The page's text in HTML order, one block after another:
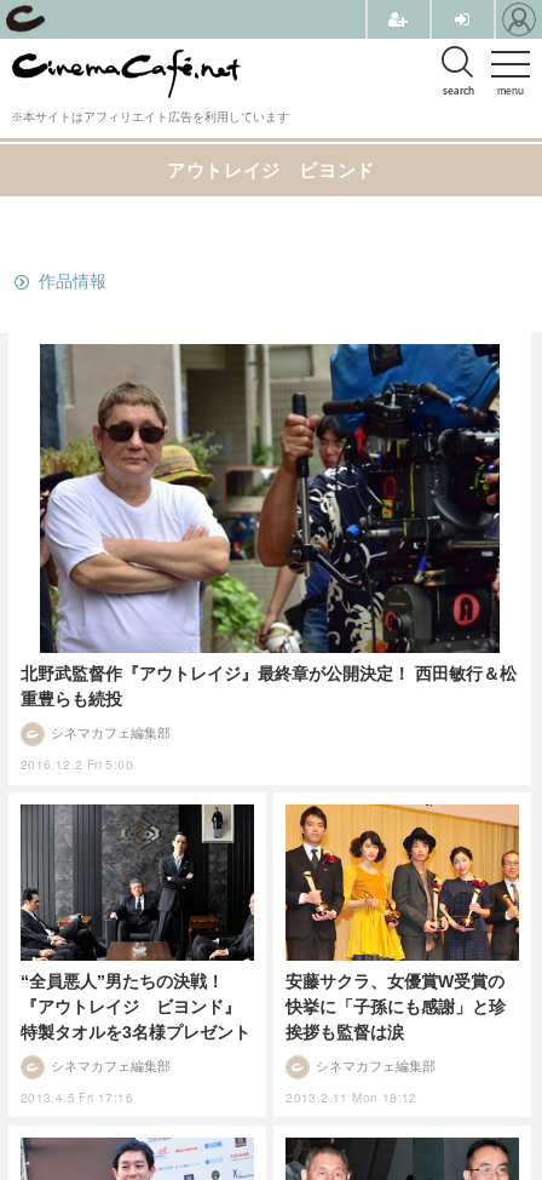
menu
search
※本サイトはアフィリエイト広告を利用しています
アウトレイジ ビヨンド
作品情報
北野武監督作『アウトレイジ』最終章が公開決定！ 西田敏行＆松
重豊らも続投
2016.12.2 Fri 5:00
シネマカフェ編集部
“全員悪人”男たちの決戦！
『アウトレイジ ビヨンド』
特製タオルを3名様プレゼント
2013.4.5 Fri 17:16
シネマカフェ編集部
安藤サクラ、女優賞W受賞の
快挙に「子孫にも感謝」と珍
挨拶も監督は涙
2013.2.11 Mon 18:12
シネマカフェ編集部